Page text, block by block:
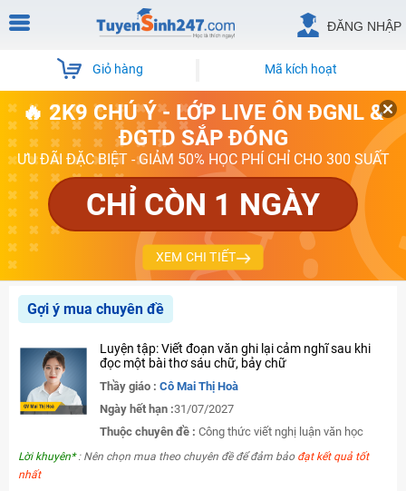
ĐĂNG NHẬP
Giỏ hàng Mã kích hoạt
🔥 2K9 CHÚ Ý - LỚP LIVE ÔN ĐGNL &
ĐGTD SẮP ĐÓNG
ƯU ĐÃI ĐẶC BIỆT - GIẢM 50% HỌC PHÍ CHỈ CHO 300 SUẤT
CHỈ CÒN 1 NGÀY
XEM CHI TIẾT
Gợi ý mua chuyên đề
Luyện tập: Viết đoạn văn ghi lại cảm nghĩ sau khi
đọc một bài thơ sáu chữ, bảy chữ
Thầy giáo : Cô Mai Thị Hoà
Ngày hết hạn :31/07/2027
Thuộc chuyên đề : Công thức viết nghị luận văn học
Lời khuyên*: Nên chọn mua theo chuyên đề để đảm bảo đạt kết quả tốt
nhất